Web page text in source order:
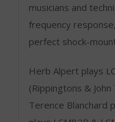
musicians and
frequency
perfect shock-
Herb Alpert plays
(Rippingtons &
Terence Blanchard